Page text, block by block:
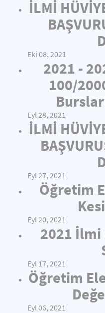
İLMİ
Eki 08, 2021
2021 -
100/
Eyl 28, 2021
İLMİ
Eyl 27, 2021
Öğretim
Eyl 20, 2021
2021
Eyl 17, 2021
Öğretim
Eyl 06, 2021